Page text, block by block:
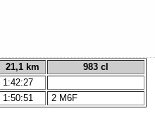
21,1 km
983 cl
1:42:27
1:50:51 2 M6F